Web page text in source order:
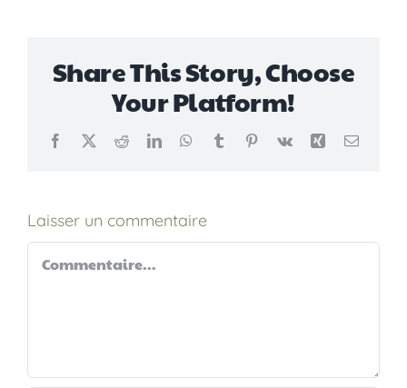
Share This Story, Choose
Your Platform!
Facebook
X RedditLinkedInWhatsApp
Tumblr Pinterest
Vk Xing Email
Laisser un commentaire